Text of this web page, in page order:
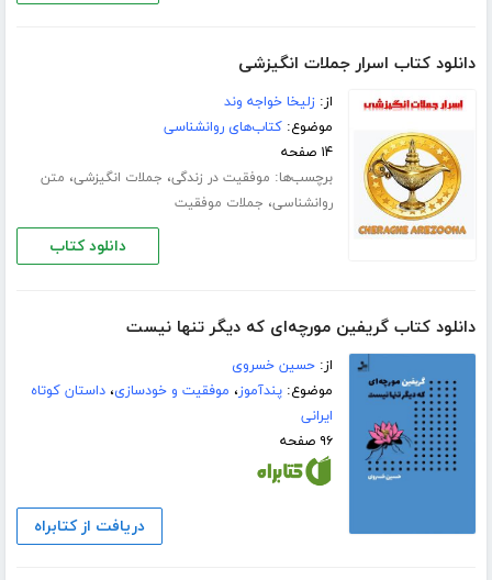
دانلود کتاب اسرار جملات انگیزشی
از:زلیخا خواجه وند
موضوع:کتاب‌های روانشناسی
۱۴ صفحه
برچسب‌ها: موفقیت در زندگی، جملات انگیزشی، متن
روانشناسی، جملات موفقیت
دانلود کتاب
دانلود کتاب گریفین مورچه‌ای که دیگر تنها نیست
از:حسین خسروی
موضوع:پندآموز، موفقیت و خودسازی،داستان کوتاه
ایرانی
۹۶ صفحه
دریافت از کتابراه